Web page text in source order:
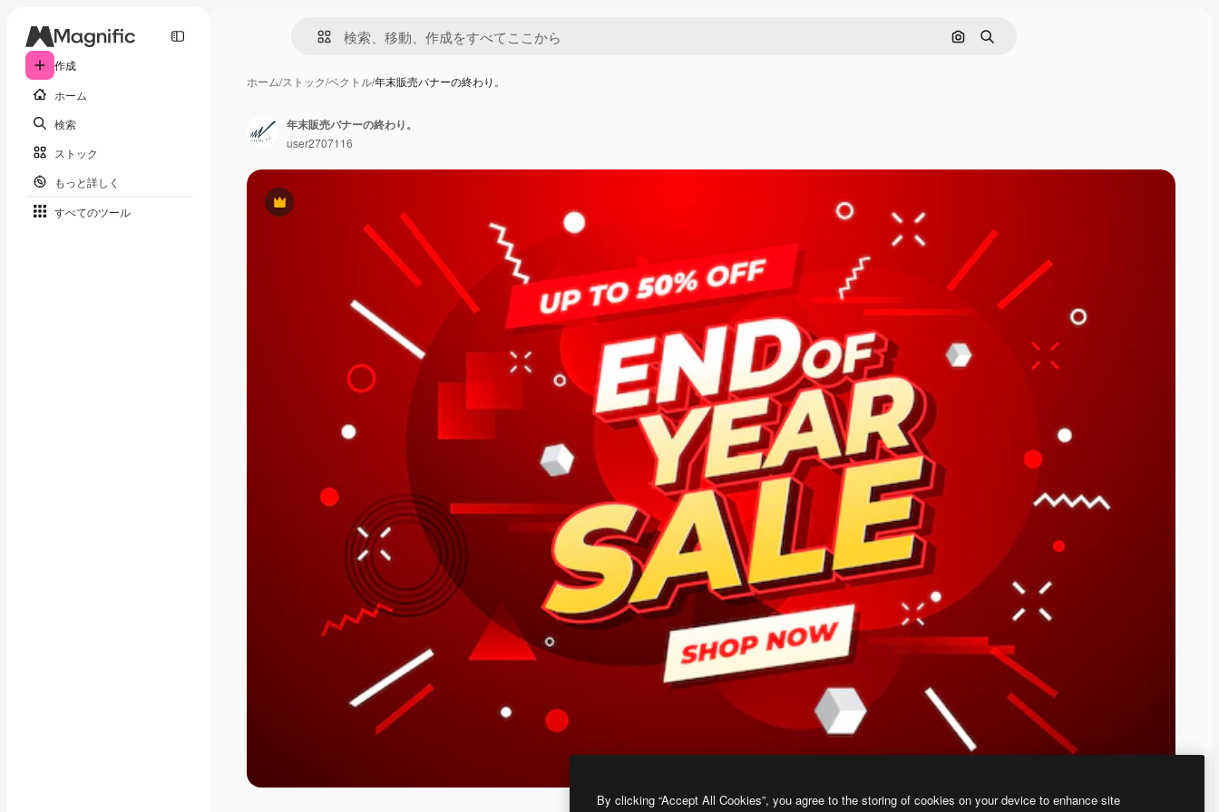
作成
ホーム
検索
ストック
もっと詳しく
すべてのツール
画像で検索
検索
ホーム/ストック/ベクトル/年末販売バナーの終わり。
Premium
年末販売バナーの終わり。
user2707116
By clicking “Accept All Cookies”, you agree to the storing of cookies on your device to enhance site